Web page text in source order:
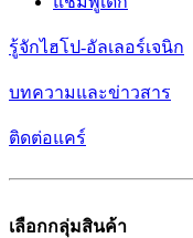
รู้จักไฮโป-อัลเลอร์เจนิก
บทความและข่าวสาร
ติดต่อแคร์
เลือกกลุ่มสินค้า